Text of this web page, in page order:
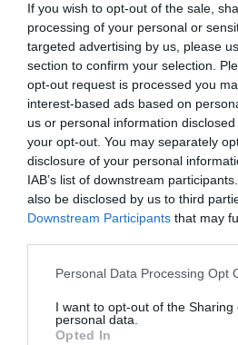
If you wish to opt-out of the sale,
processing of your personal or
targeted advertising by us, please
section to confirm your selection.
opt-out request is processed you
interest-based ads based on
us or personal information
your opt-out. You may separately
disclosure of your personal
IAB’s list of downstream
also be disclosed by us to third
Downstream Participants that may
Personal Data Processing Opt
I want to opt-out of the Sharing
personal data.
Opted In
Bwridera commenté :
Pas terrible en effet
Jja commenté :
Pas terrible comme toujours chez eux
PHL a commenté :